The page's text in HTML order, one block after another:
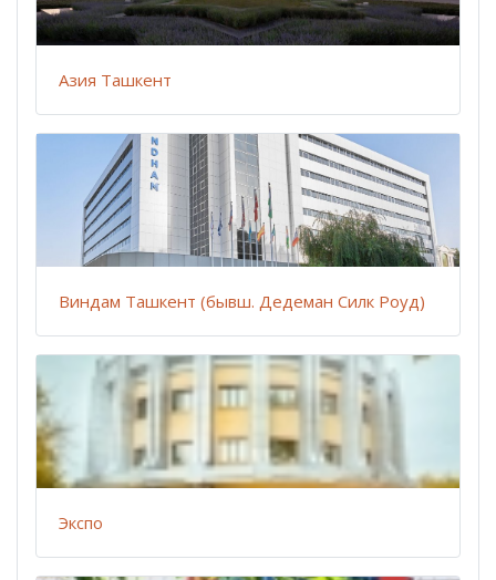
Азия Ташкент
Виндам Ташкент (бывш. Дедеман Силк Роуд)
Экспо